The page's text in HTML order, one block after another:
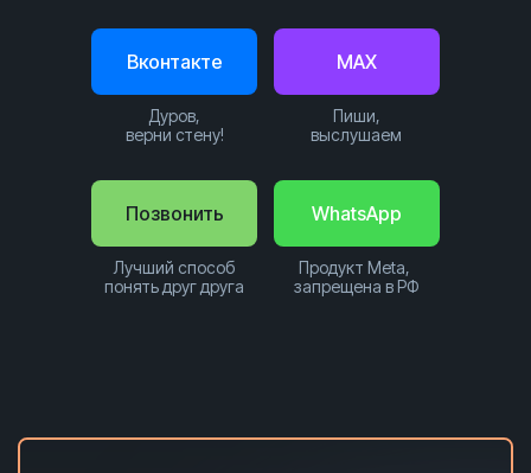
Позвонить
Лучший способ
понять друг друга
WhatsApp
Продукт Meta,
запрещена в РФ
Вконтакте
Дуров,
верни стену!
MAX
Пиши,
выслушаем